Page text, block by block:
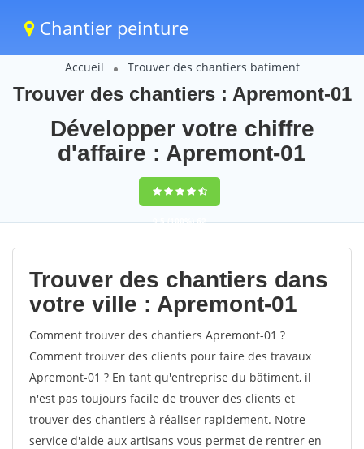
Chantier peinture
Accueil Trouver des chantiers batiment
Trouver des chantiers : Apremont-01
Développer votre chiffre
d'affaire : Apremont-01
9,5(100%)62
votes
Trouver des chantiers dans
votre ville : Apremont-01
Comment trouver des chantiers Apremont-01 ?
Comment trouver des clients pour faire des travaux
Apremont-01 ? En tant qu'entreprise du bâtiment, il
n'est pas toujours facile de trouver des clients et
trouver des chantiers à réaliser rapidement. Notre
service d'aide aux artisans vous permet de rentrer en